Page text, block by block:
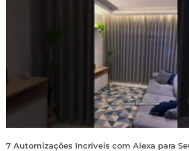
7 Automizações Incríveis com Alexa para